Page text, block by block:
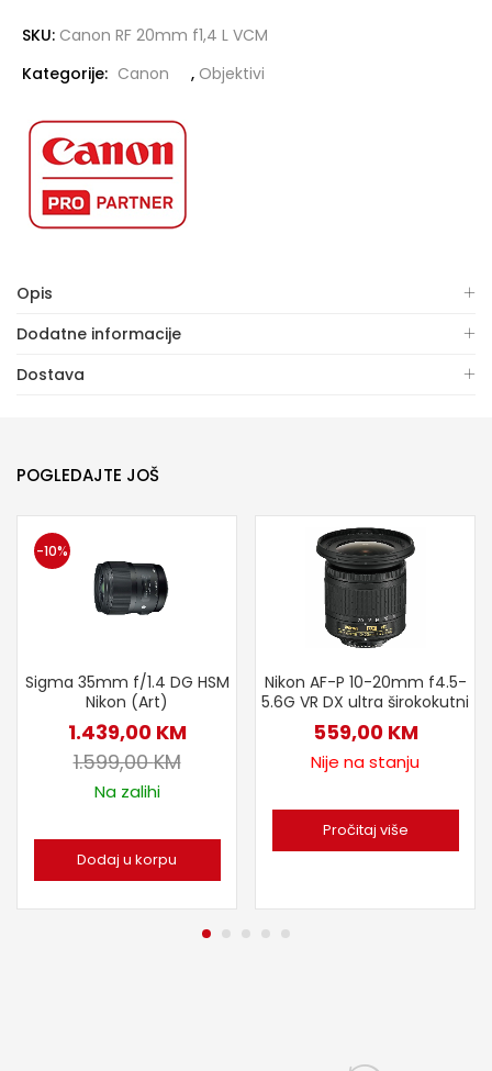
SKU: Canon RF 20mm f1,4 L VCM
Kategorije: Canon , Objektivi
Opis
Dodatne informacije
Dostava
POGLEDAJTE JOŠ
-10%
Sigma 35mm f/1.4 DG HSM
Nikon (Art)
1.439,00 KM
1.599,00KM
Na zalihi
Dodaj u korpu
Nikon AF-P 10-20mm f4.5-
5.6G VR DX ultra širokokutni
559,00 KM
Nije na stanju
Pročitaj više